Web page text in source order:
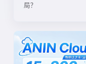
局？